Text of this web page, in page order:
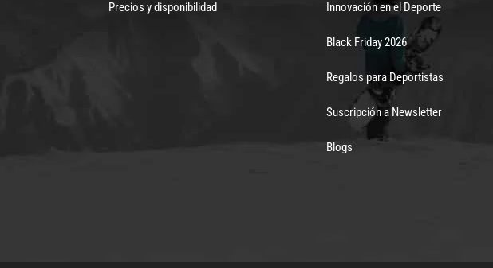
Precios y disponibilidad Innovación en el Deporte
Black Friday 2026
Regalos para Deportistas
Suscripción a Newsletter
Blogs